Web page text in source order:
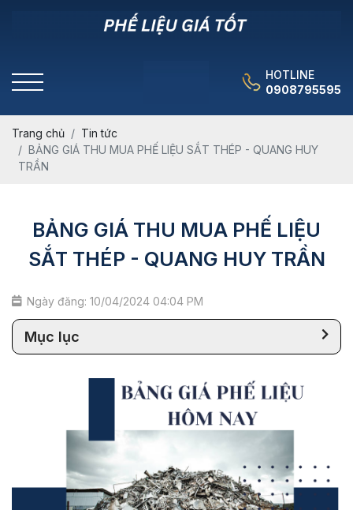
HOTLINE
0908795595
Trang chủ
Tin tức
BẢNG GIÁ THU MUA PHẾ LIỆU SẮT THÉP - QUANG HUY
TRẦN
BẢNG GIÁ THU MUA PHẾ LIỆU
SẮT THÉP - QUANG HUY TRẦN
Ngày đăng: 10/04/2024 04:04 PM
Mục lục